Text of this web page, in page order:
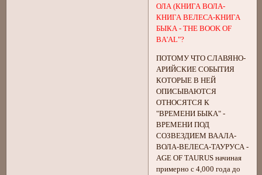
ОЛА (КНИГА ВОЛА-
КНИГА ВЕЛЕСА-КНИГА
БЫКА - THE BOOK OF
BA'AL"?
ПОТОМУ ЧТО СЛАВЯНО-
АРИЙСКИЕ СОБЫТИЯ
КОТОРЫЕ В НЕЙ
ОПИСЫВАЮТСЯ
ОТНОСЯТСЯ К
"ВРЕМЕНИ БЫКА" -
ВРЕМЕНИ ПОД
СОЗВЕЗДИЕМ ВААЛА-
ВОЛА-ВЕЛЕСА-ТАУРУСА -
AGE OF TAURUS начиная
примерно с 4,000 года до